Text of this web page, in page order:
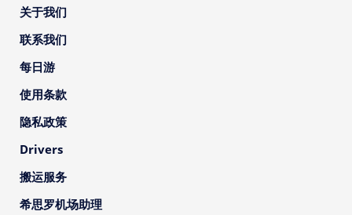
关于我们
联系我们
每日游
使用条款
隐私政策
Drivers
搬运服务
希思罗机场助理